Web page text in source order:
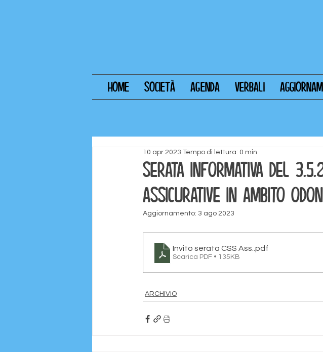
HOME SOCIETÀ AGENDA Verbali
serata informativa del
assicurative in ambito
10 apr 2023 Tempo di lettura: 0 min
Aggiornamento: 3 ago 2023
Invito serata CSS Ass. .pdf
Scarica PDF • 135KB
ARCHIVIO